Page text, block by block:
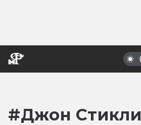
#Джон Стикли